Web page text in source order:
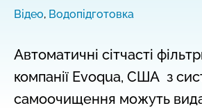
Відео, Водопідготовка
Автоматичні сітчасті
компанії Evoqua, США з
самоочищення можуть